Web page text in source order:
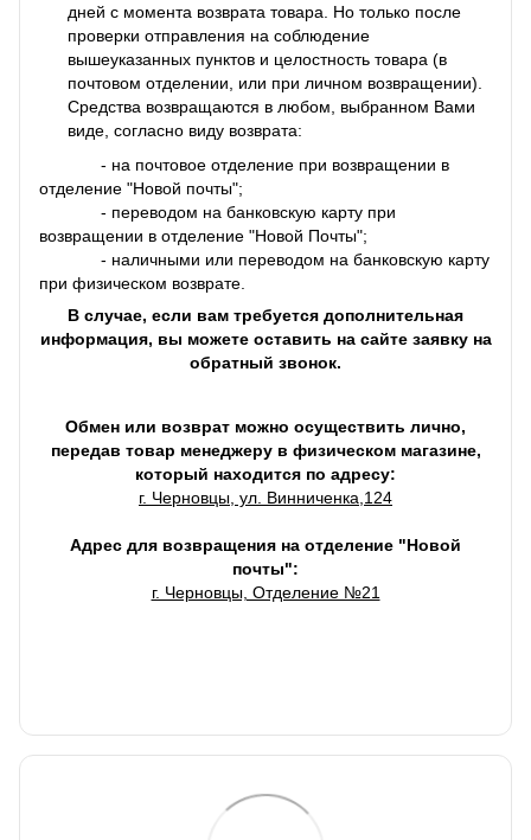
дней с момента возврата товара. Но только после
проверки отправления на соблюдение
вышеуказанных пунктов и целостность товара (в
почтовом отделении, или при личном возвращении).
Средства возвращаются в любом, выбранном Вами
виде, согласно виду возврата:
- на почтовое отделение при возвращении в
отделение "Новой почты";
- переводом на банковскую карту при
возвращении в отделение "Новой Почты";
- наличными или переводом на банковскую карту
при физическом возврате.
В случае, если вам требуется дополнительная
информация, вы можете оставить на сайте заявку на
обратный звонок.
Обмен или возврат можно осуществить лично,
передав товар менеджеру в физическом магазине,
который находится по адресу:
г. Черновцы, ул. Винниченка,124
Адрес для возвращения на отделение "Новой
почты":
г. Черновцы, Отделение №21